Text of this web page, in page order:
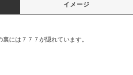
イメージ
には７７７が隠れています。